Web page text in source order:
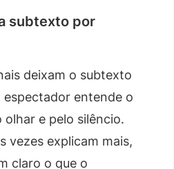
subtexto por
deixam o subtexto
entende o
olhar e pelo silêncio.
vezes explicam mais,
claro o que o